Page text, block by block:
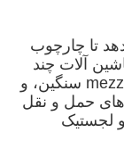
تا چارچوب
آلات چند
تن، مواد خام انباشته شده، و کف mezzanine سنگین، و
حمل و نقل
لجستیک